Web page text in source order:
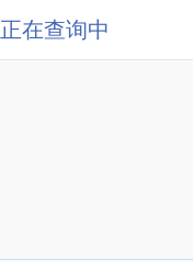
正在查询中